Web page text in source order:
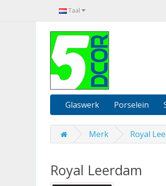
Taal
Glaswerk Porselein
Merk Royal
Royal Leerdam